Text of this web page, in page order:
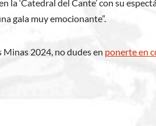
‘Catedral del Cante’ con su
gala muy emocionante”.
2024, no dudes en ponerte en